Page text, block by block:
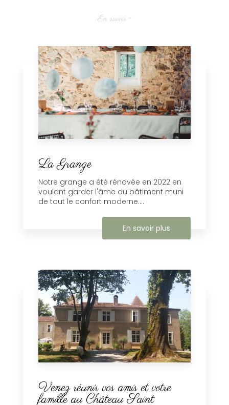
En savoir +
La Grange
Notre grange a été rénovée en 2022 en
voulant garder l'âme du bâtiment muni
de tout le confort moderne....
En savoir plus
Venez réunir vos amis et votre
famille au Château Saint